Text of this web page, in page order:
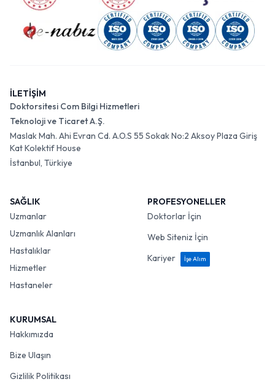
İLETİŞİM
Doktorsitesi Com Bilgi Hizmetleri
Teknoloji ve Ticaret A.Ş.
Maslak Mah. Ahi Evran Cd. A.O.S 55 Sokak No:2 Aksoy Plaza Giriş
Kat Kolektif House
İstanbul, Türkiye
SAĞLIK
Uzmanlar
Uzmanlık Alanları
Hastalıklar
Hizmetler
Hastaneler
PROFESYONELLER
Doktorlar İçin
Web Siteniz İçin
Kariyer
İşe Alım
KURUMSAL
Hakkımızda
Bize Ulaşın
Gizlilik Politikası